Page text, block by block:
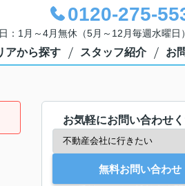
0120-275-
1月～4月無休（5月～12月毎週水曜日）
アから探す スタッフ紹介 お
お気軽にお問い合わせ
無料お問い合わせ